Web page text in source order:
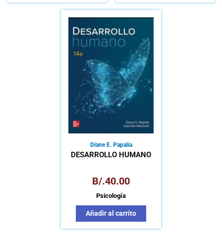
Diane E. Papalia
DESARROLLO HUMANO
B/.40.00
Psicología
Añadir al carrito